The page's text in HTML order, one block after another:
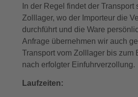
In der Regel findet der Transport
Zolllager, wo der Importeur die
durchführt und die Ware
Anfrage übernehmen wir auch
Transport vom Zolllager bis zum
nach erfolgter Einfuhrverzollung.
Laufzeiten: